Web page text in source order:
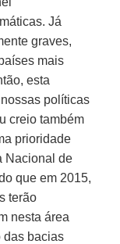
Já
graves,
mais
esta
políticas
creio também
prioridade
Nacional de
que em 2015,
terão
nesta área
das bacias